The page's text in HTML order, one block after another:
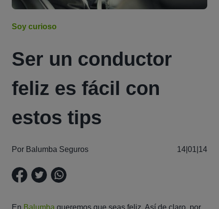
Soy curioso
Ser un conductor
feliz es fácil con
estos tips
Por Balumba Seguros 14|01|14
En Balumba queremos que seas feliz. Así de claro, por